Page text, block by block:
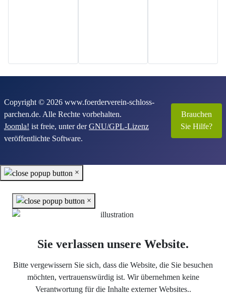
Copyright © 2026 www.foerderverein-schloss-
parchen.de. Alle Rechte vorbehalten.
Joomla! ist freie, unter derGNU/GPL-Lizenz
veröffentlichte Software.
Brauchen
Sie Hilfe?
×
×
Sie verlassen unsere Website.
Bitte vergewissern Sie sich, dass die Website, die Sie besuchen
möchten, vertrauenswürdig ist. Wir übernehmen keine
Verantwortung für die Inhalte externer Websites..